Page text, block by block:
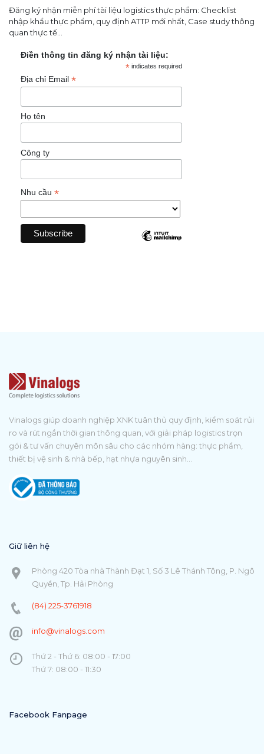
Đăng ký nhận miễn phí tài liệu logistics thực phẩm: Checklist
nhập khẩu thực phẩm, quy định ATTP mới nhất, Case study thông
quan thực tế...
Điền thông tin đăng ký nhận tài liệu:
*indicates required
Địa chỉ Email *
Họ tên
Công ty
Nhu cầu *
Vinalogs giúp doanh nghiệp XNK tuân thủ quy định, kiểm soát rủi
ro và rút ngắn thời gian thông quan, với giải pháp logistics trọn
gói & tư vấn chuyên môn sâu cho các nhóm hàng: thực phẩm,
thiết bị vệ sinh & nhà bếp, hạt nhựa nguyên sinh...
Giữ liên hệ
Phòng 420 Tòa nhà Thành Đạt 1, Số 3 Lê Thánh Tông, P. Ngô
Quyền, Tp. Hải Phòng
(84) 225-3761918
info@vinalogs.com
Thứ 2 - Thứ 6: 08:00 - 17:00
Thứ 7: 08:00 - 11:30
Facebook Fanpage